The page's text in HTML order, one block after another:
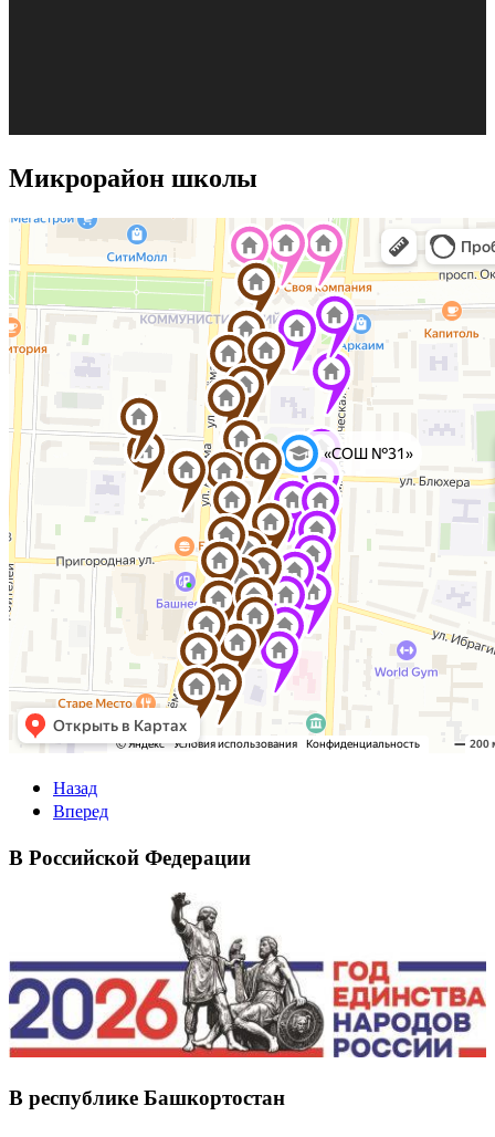
Микрорайон школы
Назад
Вперед
В Российской Федерации
В республике Башкортостан